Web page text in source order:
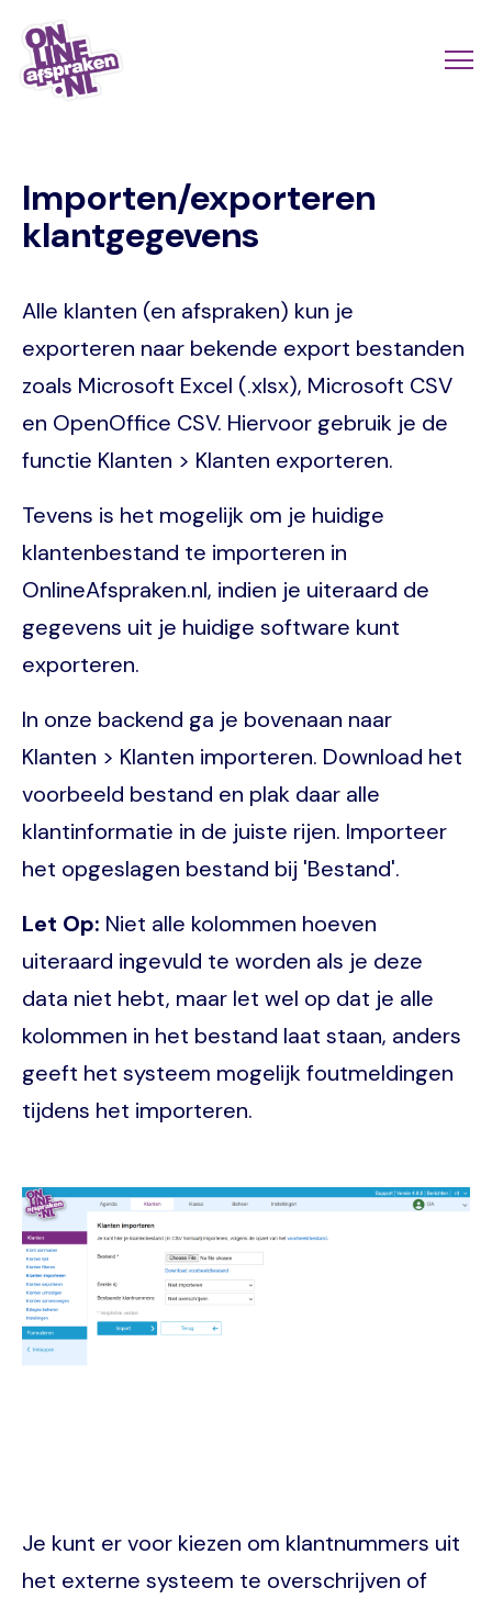
Naar
hoofdinhoud
Importen/exporteren
klantgegevens
Alle klanten (en afspraken) kun je
exporteren naar bekende export bestanden
zoals Microsoft Excel (.xlsx), Microsoft CSV
en OpenOffice CSV. Hiervoor gebruik je de
functie Klanten > Klanten exporteren.
Tevens is het mogelijk om je huidige
klantenbestand te importeren in
OnlineAfspraken.nl, indien je uiteraard de
gegevens uit je huidige software kunt
exporteren.
In onze backend ga je bovenaan naar
Klanten > Klanten importeren. Download het
voorbeeld bestand en plak daar alle
klantinformatie in de juiste rijen. Importeer
het opgeslagen bestand bij 'Bestand'.
Let Op: Niet alle kolommen hoeven
uiteraard ingevuld te worden als je deze
data niet hebt, maar let wel op dat je alle
kolommen in het bestand laat staan, anders
geeft het systeem mogelijk foutmeldingen
tijdens het importeren.
Image
Je kunt er voor kiezen om klantnummers uit
het externe systeem te overschrijven of